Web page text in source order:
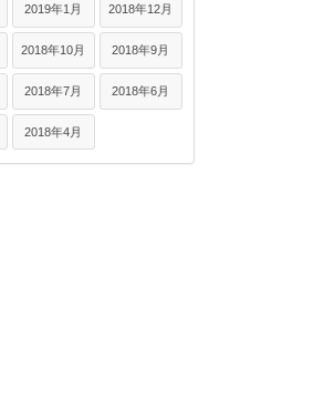
2019年1月 2018年12月
2018年10月 2018年9月
2018年7月 2018年6月
2018年4月